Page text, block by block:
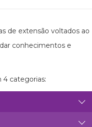
de extensão voltados ao
conhecimentos e
4 categorias: